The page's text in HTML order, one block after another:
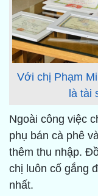
Với chị Phạm
là tài
Ngoài công việc
phụ bán cà phê
thêm thu nhập.
chị luôn cố gắng
nhất.